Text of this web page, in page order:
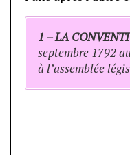
1 – LA
septembre 1792
à l’assemblée